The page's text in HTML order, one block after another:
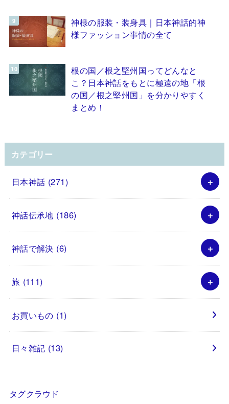
神様の服装・装身具｜日本神話的神
様ファッション事情の全て
根の国／根之堅州国ってどんなと
こ？日本神話をもとに極遠の地「根
の国／根之堅州国」を分かりやすく
まとめ！
カテゴリー
日本神話 (271)
神話伝承地 (186)
神話で解決 (6)
旅 (111)
お買いもの (1)
日々雑記 (13)
タグクラウド